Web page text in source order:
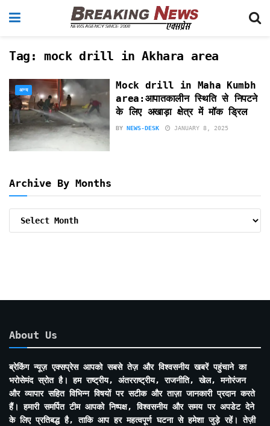
Tag: mock drill in Akhara area
अन्य
Mock drill in Maha Kumbh
area:आपातकालीन स्थिति से निपटने
के लिए अखाड़ा क्षेत्र में मॉक ड्रिल
BY NEWS-DESK JANUARY 8, 2025
Archive By Months
About Us
ब्रेकिंग न्यूज़ एक्सप्रेस आपको सबसे तेज़ और विश्वसनीय खबरें पहुंचाने का
भरोसेमंद स्रोत है। हम राष्ट्रीय, अंतरराष्ट्रीय, राजनीति, खेल, मनोरंजन
और व्यापार सहित विभिन्न विषयों पर सटीक और ताज़ा जानकारी प्रदान करते
हैं। हमारी समर्पित टीम आपको निष्पक्ष, विश्वसनीय और समय पर अपडेट देने
के लिए प्रतिबद्ध है, ताकि आप हर महत्वपूर्ण घटना से हमेशा जुड़े रहें। तेज़ी